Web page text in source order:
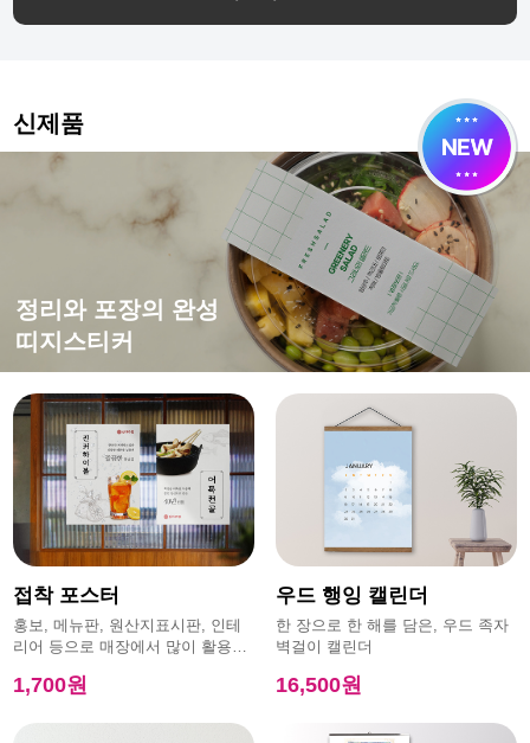
신제품
떨어지지 않는 강한 접착력
특수초강접스티커
평범한 엽서에 감성을 더하면?
캔버스엽서
홍보,이벤트에 효과적인
모양엽서
정리와 포장의 완성
띠지스티커
접착 포스터
홍보, 메뉴판, 원산지표시판, 인테
리어 등으로 매장에서 많이 활용하
1,700원
우드 행잉 캘린더
한 장으로 한 해를 담은, 우드 족자
벽걸이 캘린더
16,500원